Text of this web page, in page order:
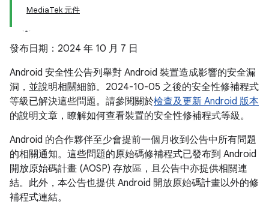
MediaTek 元件
發布日期：2024 年 10 月 7 日
Android 安全性公告列舉對 Android 裝置造成影響的安全漏
洞，並說明相關細節。2024-10-05 之後的安全性修補程式
等級已解決這些問題。請參閱關於檢查及更新 Android 版本
的說明文章，瞭解如何查看裝置的安全性修補程式等級。
Android 的合作夥伴至少會提前一個月收到公告中所有問題
的相關通知。這些問題的原始碼修補程式已發布到 Android
開放原始碼計畫 (AOSP) 存放區，且公告中亦提供相關連
結。此外，本公告也提供 Android 開放原始碼計畫以外的修
補程式連結。